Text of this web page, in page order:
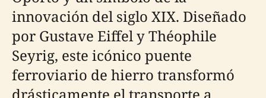
innovación del siglo XIX. Diseñado
por Gustave Eiffel y Théophile
Seyrig, este icónico puente
ferroviario de hierro transformó
drásticamente el transporte a